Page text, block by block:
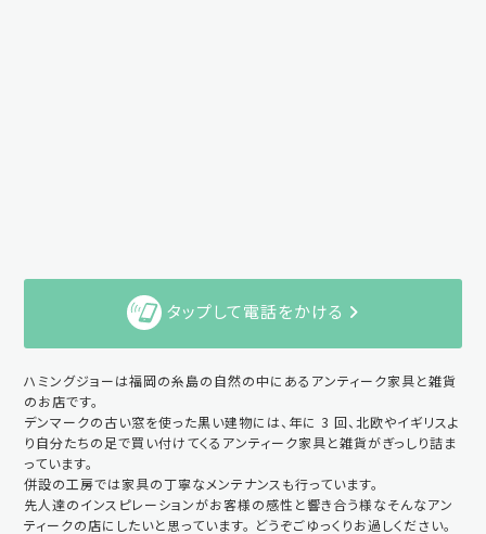
タップして電話をかける
ハミングジョーは福岡の糸島の自然の中にあるアンティーク家具と雑貨
のお店です。
デンマークの古い窓を使った黒い建物には、年に 3 回、北欧やイギリスよ
り自分たちの足で買い付けてくるアンティーク家具と雑貨がぎっしり詰ま
っています。
併設の工房では家具の丁寧なメンテナンスも行っています。
先人達のインスピレーションがお客様の感性と響き合う様なそんなアン
ティークの店にしたいと思っています。 どうぞごゆっくりお過しください。